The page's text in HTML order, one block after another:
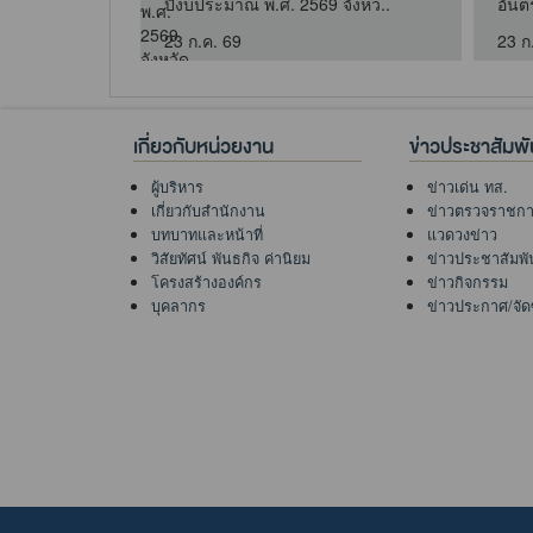
23 ก.ค. 69
23
เกี่ยวกับหน่วยงาน
ผู้บริหาร
เกี่ยวกับสำนักงาน
บทบาทและหน้าที่
วิสัยทัศน์ พันธกิจ ค่านิยม
โครงสร้างองค์กร
บุคลากร
ข่าวประชาสัม
ข่าวเด่น ทส.
ข่าวตรวจราชก
แวดวงข่าว
ข่าวประชาสัม
ข่าวกิจกรรม
ข่าวประกาศ/จั